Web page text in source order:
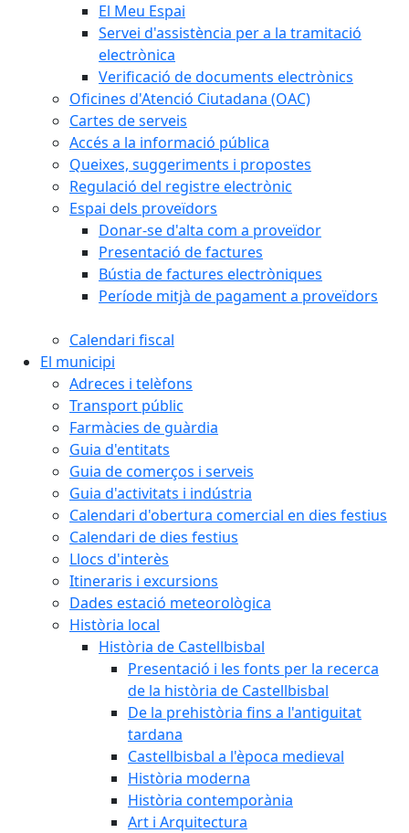
El Meu Espai
Servei d'assistència per a la tramitació
electrònica
Verificació de documents electrònics
Oficines d'Atenció Ciutadana (OAC)
Cartes de serveis
Accés a la informació pública
Queixes, suggeriments i propostes
Regulació del registre electrònic
Espai dels proveïdors
Donar-se d'alta com a proveïdor
Presentació de factures
Bústia de factures electròniques
Període mitjà de pagament a proveïdors
Calendari fiscal
El municipi
Adreces i telèfons
Transport públic
Farmàcies de guàrdia
Guia d'entitats
Guia de comerços i serveis
Guia d'activitats i indústria
Calendari d'obertura comercial en dies festius
Calendari de dies festius
Llocs d'interès
Itineraris i excursions
Dades estació meteorològica
Història local
Història de Castellbisbal
Presentació i les fonts per la recerca
de la història de Castellbisbal
De la prehistòria fins a l'antiguitat
tardana
Castellbisbal a l'època medieval
Història moderna
Història contemporània
Art i Arquitectura